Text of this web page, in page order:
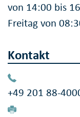
von 14:00 bis
Freitag von
Kontakt
+49 201 88-